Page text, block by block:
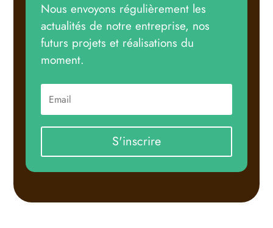
Nous envoyons régulièrement les
actualités de notre entreprise, nos
futurs projets et réalisations du
moment.
S'inscrire